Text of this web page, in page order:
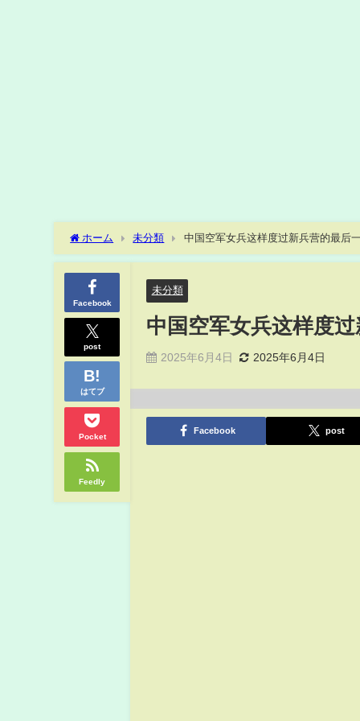
ホーム 未分類 中国空军女兵这样度过新兵营的最后
Facebook
post
はてブ
Pocket
Feedly
未分類
中国空军女兵这样度
2025年6月4日 2025年6月4日
Facebook post